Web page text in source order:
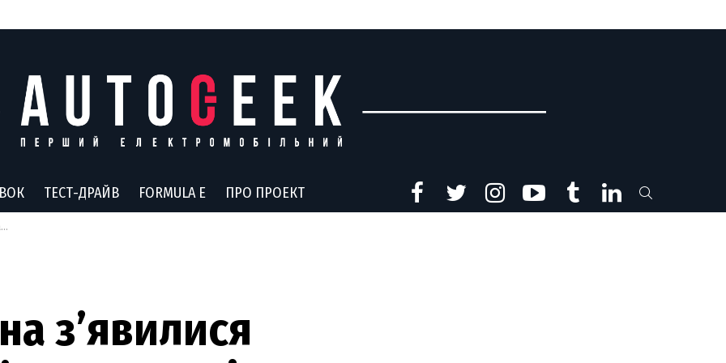
ТЕСТ-ДРАЙВ FORMULA E ПРО ПРОЕКТ
з’явилися